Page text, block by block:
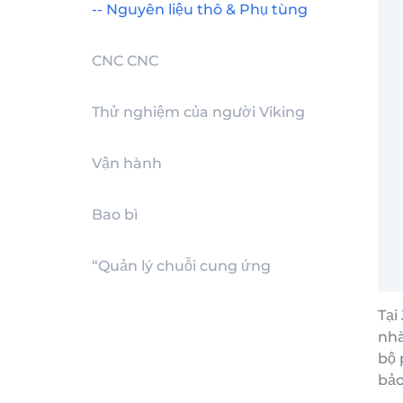
-- Nguyên liệu thô & Phụ tùng
CNC CNC
Thử nghiệm của người Viking
Vận hành
Bao bì
“Quản lý chuỗi cung ứng
bộ